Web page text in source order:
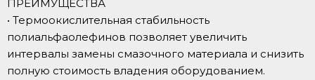
ПРЕИМУЩЕСТВА
• Термоокислительная стабильность
полиальфаолефинов позволяет увеличить
интервалы замены смазочного материала и снизить
полную стоимость владения оборудованием.